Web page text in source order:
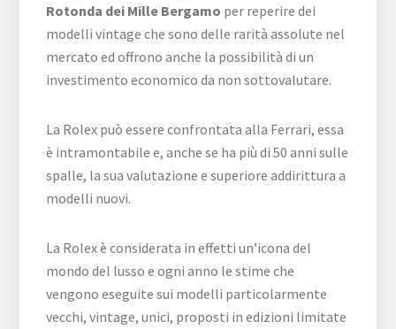
Rotonda dei Mille Bergamo per reperire dei
modelli vintage che sono delle rarità assolute nel
mercato ed offrono anche la possibilità di un
investimento economico da non sottovalutare.
La Rolex può essere confrontata alla Ferrari, essa
è intramontabile e, anche se ha più di 50 anni sulle
spalle, la sua valutazione e superiore addirittura a
modelli nuovi.
La Rolex è considerata in effetti un’icona del
mondo del lusso e ogni anno le stime che
vengono eseguite sui modelli particolarmente
vecchi, vintage, unici, proposti in edizioni limitate